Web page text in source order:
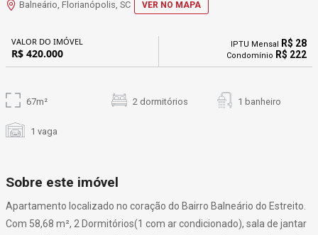
Balneário, Florianópolis, SC VER NO MAPA
VALOR DO IMÓVEL
R$ 420.000
IPTU Mensal R$ 28
Condomínio R$ 222
67m² 2 dormitórios 1 banheiro
1 vaga
Sobre este imóvel
Apartamento localizado no coração do Bairro Balneário do Estreito.
Com 58,68 m², 2 Dormitórios(1 com ar condicionado), sala de jantar